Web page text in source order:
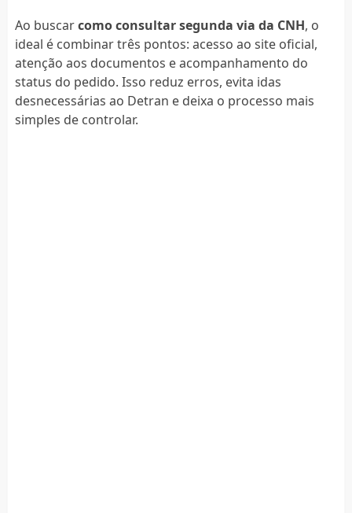
Ao buscarcomo consultar segunda via da CNH, o
ideal é combinar três pontos: acesso ao site oficial,
atenção aos documentos e acompanhamento do
status do pedido. Isso reduz erros, evita idas
desnecessárias ao Detran e deixa o processo mais
simples de controlar.